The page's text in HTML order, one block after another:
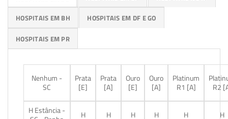
HOSPITAIS EM BH HOSPITAIS EM DF E GO
HOSPITAIS EM PR
Nenhum -
SC
Prata
[E]
Prata
[A]
Ouro
[E]
Ouro
[A]
Platinum
R1 [A]
R2
H Estância -
H H H H H H